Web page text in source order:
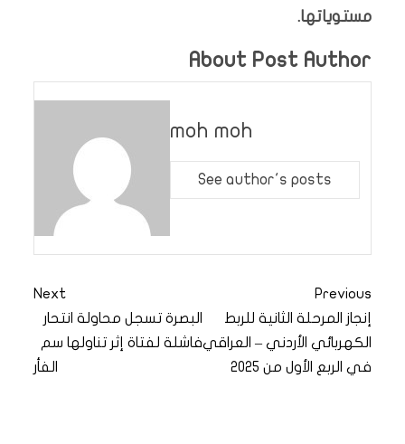
مستوياتها.
About Post Author
moh moh
See author's posts
Previous
إنجاز المرحلة الثانية للربط
الكهربائي الأردني – العراقي
في الربع الأول من 2025
Next
البصرة تسجل محاولة انتحار
فاشلة لفتاة إثر تناولها سم
الفأر